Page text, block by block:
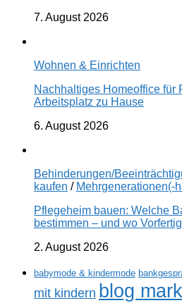
7. August 2026
Wohnen & Einrichten
Nachhaltiges Homeoffice für
Arbeitsplatz zu Hause
6. August 2026
Behinderungen/
kaufen / Mehrgenerationen(-
Pflegeheim bauen: Welche
bestimmen – und wo
2. August 2026
babymode & kindermode
mit kindern blog